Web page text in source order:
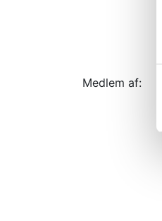
Medlem af: